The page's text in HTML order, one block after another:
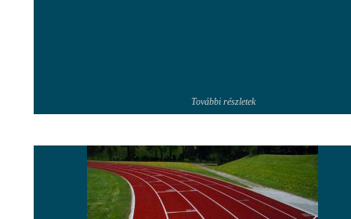
További részletek